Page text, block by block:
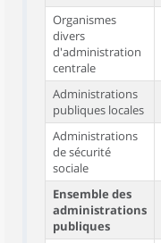
Organismes
divers
d'administration
centrale
Administrations
publiques locales
Administrations
de sécurité
sociale
Ensemble des
administrations
publiques